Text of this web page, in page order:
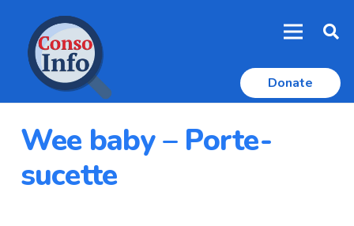
Donate
Wee baby – Porte-
sucette